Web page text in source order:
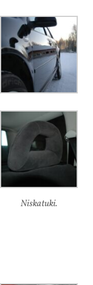
Niskatuki.